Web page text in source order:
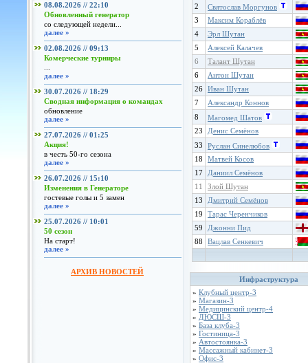
08.08.2026 // 22:10
Обновленный генератор
со следующей недели...
далее »
02.08.2026 // 09:13
Комерческие турниры
далее »
30.07.2026 // 18:29
Сводная информация о командах
обновление
далее »
27.07.2026 // 01:25
Акция!
в честь 50-го сезона
далее »
26.07.2026 // 15:10
Изменения в Генераторе
гостевые голы и 5 замен
далее »
25.07.2026 // 10:01
50 сезон
На старт!
далее »
АРХИВ НОВОСТЕЙ
2
Святослав Моргунов
3
Максим Кораблёв
4
Эрл Шутан
5
Алексей Калачев
6
Талант Шутан
6
Антон Шутан
26 Иван Шутан
7
Александр Коннов
8
Магомед Шатов
23
Денис Семёнов
33
Руслан Синелюбов
18
Матвей Косов
17
Даниил Семёнов
11
Злой Шутан
13
Дмитрий Семёнов
19
Тарас Черенчиков
59
Джонни Пид
88
Вацлав Сенкевич
Инфраструктура
» Клубный центр-3
» Магазин-3
» Медицинский центр-4
» ДЮСШ-3
» База клуба-3
» Гостиница-3
» Автостоянка-3
» Массажный кабинет-3
» Офис-3